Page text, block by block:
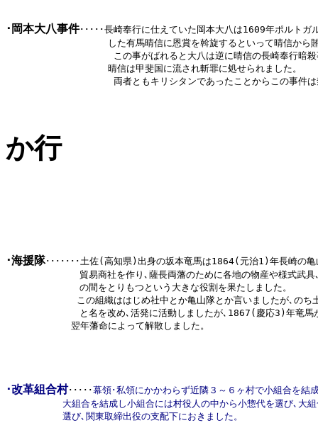
･岡本大八事件･････長崎奉行に仕えていた岡本大八は1609年ポルトガ
した有馬晴信に恩賞を斡旋するといって晴信から
この事がばれると大八は逆に晴
                  晴信は甲斐国に流され斬罪に処せられました。
両者ともキリシタンであったこ
か行
･海援隊･･･････土佐(高知県)出身の坂本竜馬は1864(元治1)年長崎の亀
貿易商社を作り､薩長両藩のために各地の物産や様式武具
             の間をとりもつという大きな役割を果たしました。
　　　　 この組織ははじめ社中とか亀山隊とか言いましたが､のち
と名を改め､活発に活動しましたが､1867(慶応3)年竜馬
翌年藩命によって解散しました。
･改革組合村･････幕領･私領にかかわらず近隣３～６ヶ村で小組合を
大組合を結成し小組合には村役人の中から小惣代を選び､大
          選び､関東取締出役の支配下におきました。